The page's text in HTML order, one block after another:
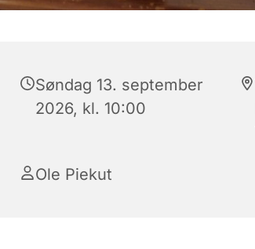
Søndag 13. september
2026, kl. 10:00
Ole Piekut